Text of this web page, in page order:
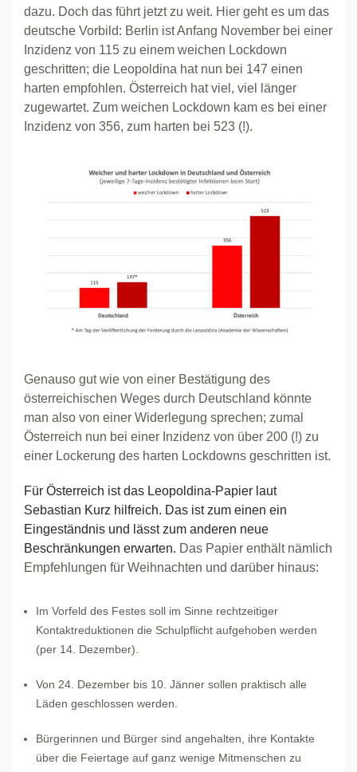
dazu. Doch das führt jetzt zu weit. Hier geht es um das
deutsche Vorbild: Berlin ist Anfang November bei einer
Inzidenz von 115 zu einem weichen Lockdown
geschritten; die Leopoldina hat nun bei 147 einen
harten empfohlen. Österreich hat viel, viel länger
zugewartet. Zum weichen Lockdown kam es bei einer
Inzidenz von 356, zum harten bei 523 (!).
Genauso gut wie von einer Bestätigung des
österreichischen Weges durch Deutschland könnte
man also von einer Widerlegung sprechen; zumal
Österreich nun bei einer Inzidenz von über 200 (!) zu
einer Lockerung des harten Lockdowns geschritten ist.
Für Österreich ist das Leopoldina-Papier laut
Sebastian Kurz hilfreich. Das ist zum einen ein
Eingeständnis und lässt zum anderen neue
Beschränkungen erwarten. Das Papier enthält nämlich
Empfehlungen für Weihnachten und darüber hinaus:
Im Vorfeld des Festes soll im Sinne rechtzeitiger
Kontaktreduktionen die Schulpflicht aufgehoben werden
(per 14. Dezember).
Von 24. Dezember bis 10. Jänner sollen praktisch alle
Läden geschlossen werden.
Bürgerinnen und Bürger sind angehalten, ihre Kontakte
über die Feiertage auf ganz wenige Mitmenschen zu